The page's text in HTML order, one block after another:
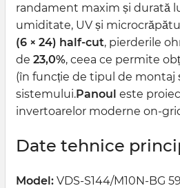
randament maxim și durată
umiditate, UV și
(6 × 24) half-cut, pierderile
de 23,0%, ceea ce permite
(în funcție de tipul de montaj
sistemului.Panoul este
invertoarelor moderne on-
Date tehnice
Model: VDS-S144/M10N-BG